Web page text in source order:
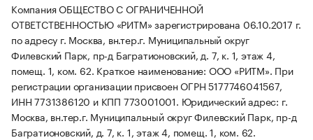
Компания ОБЩЕСТВО С ОГРАНИЧЕННОЙ
ОТВЕТСТВЕННОСТЬЮ «РИТМ» зарегистрирована 06.10.2017 г.
по адресу г. Москва, вн.тер.г. Муниципальный округ
Филевский Парк, пр-д Багратионовский, д. 7, к. 1, этаж 4,
помещ. 1, ком. 62. Краткое наименование: ООО «РИТМ». При
регистрации организации присвоен ОГРН 5177746041567,
ИНН 7731386120 и КПП 773001001. Юридический адрес: г.
Москва, вн.тер.г. Муниципальный округ Филевский Парк, пр-д
Багратионовский, д. 7, к. 1, этаж 4, помещ. 1, ком. 62.